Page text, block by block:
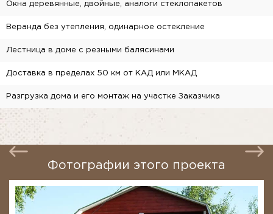
Окна деревянные, двойные, аналоги стеклопакетов
Веранда без утепления, одинарное остекление
Лестница в доме с резными балясинами
Доставка в пределах 50 км от КАД или МКАД
Разгрузка дома и его монтаж на участке Заказчика
Фотографии этого проекта